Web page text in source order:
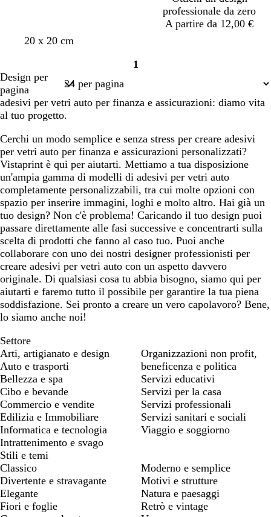
20 x 20 cm
professionale da zero
A partire da 12,00 €
Pagina
1
Design per
pagina
adesivi per vetri auto per finanza e assicurazioni: diamo vita
al tuo progetto.
Cerchi un modo semplice e senza stress per creare adesivi
per vetri auto per finanza e assicurazioni personalizzati?
Vistaprint è qui per aiutarti. Mettiamo a tua disposizione
un'ampia gamma di modelli di adesivi per vetri auto
completamente personalizzabili, tra cui molte opzioni con
spazio per inserire immagini, loghi e molto altro. Hai già un
tuo design? Non c'è problema! Caricando il tuo design puoi
passare direttamente alle fasi successive e concentrarti sulla
scelta di prodotti che fanno al caso tuo. Puoi anche
collaborare con uno dei nostri designer professionisti per
creare adesivi per vetri auto con un aspetto davvero
originale. Di qualsiasi cosa tu abbia bisogno, siamo qui per
aiutarti e faremo tutto il possibile per garantire la tua piena
soddisfazione. Sei pronto a creare un vero capolavoro? Bene,
lo siamo anche noi!
Settore
Arti, artigianato e design
Auto e trasporti
Bellezza e spa
Cibo e bevande
Commercio e vendite
Edilizia e Immobiliare
Informatica e tecnologia
Intrattenimento e svago
Organizzazioni non profit,
beneficenza e politica
Servizi educativi
Servizi per la casa
Servizi professionali
Servizi sanitari e sociali
Viaggio e soggiorno
Stili e temi
Classico
Divertente e stravagante
Elegante
Fiori e foglie
Moderno e semplice
Motivi e strutture
Natura e paesaggi
Retrò e vintage